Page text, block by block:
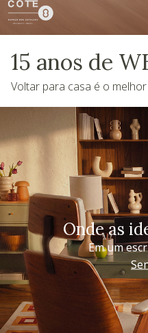
15 anos de
Voltar para casa é o
Onde as
Em um